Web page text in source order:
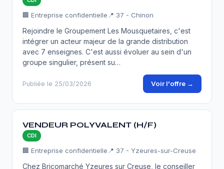
🏢 Entreprise confidentielle 📍 37 - Chinon
Rejoindre le Groupement Les Mousquetaires, c'est
intégrer un acteur majeur de la grande distribution
avec 7 enseignes. C'est aussi évoluer au sein d'un
groupe singulier, présent su…
Publiée le 25/03/2026 Voir l'offre →
VENDEUR POLYVALENT (H/F)
CDI
🏢 Entreprise confidentielle 📍 37 - Yzeures-sur-Creuse
Chez Bricomarché Yzeures sur Creuse, le conseiller